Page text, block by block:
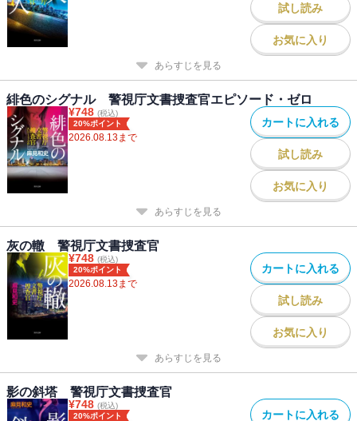
試し読み
お気に入り
あらすじを見る
緋色のシグナル 警視庁文書捜査官エピソード・ゼロ
¥748 (税込)
20%ポイント
2026.08.13まで
カートに入れる
試し読み
お気に入り
あらすじを見る
灰の轍 警視庁文書捜査官
¥748 (税込)
20%ポイント
2026.08.13まで
カートに入れる
試し読み
お気に入り
あらすじを見る
影の斜塔 警視庁文書捜査官
¥748 (税込)
20%ポイント
カートに入れる